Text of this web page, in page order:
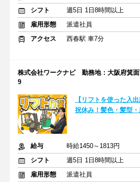
シフト
週5日 1日8時間以上
雇用形態
派遣社員
アクセス
西春駅 車7分
株式会社ワークナビ 勤務地：大阪府箕
9
【リフトを使った入
祝休み！髪色・髪型
給与
時給1450～1813円
シフト
週5日 1日8時間以上
雇用形態
派遣社員